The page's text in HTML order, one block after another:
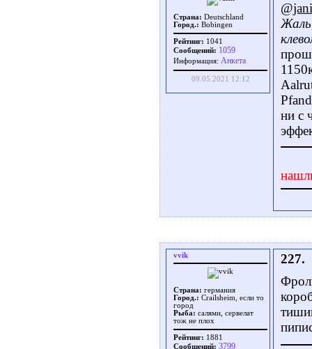
Страна: Deutschland
Город.: Bobingen
Рейтинг: 1041
Сообщений: 1059
Информация: Aнкета
09.05.2021 12:12
ни с
vvik
Страна: германия
Город.: Crailsheim, если то
город
Рыба: салями, сервелат
тож не плох
Рейтинг: 1881
Сообщений: 3799
227.